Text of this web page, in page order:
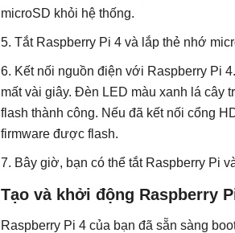
microSD khỏi hệ thống.
5. Tắt Raspberry Pi 4 và lắp thẻ nhớ
6. Kết nối nguồn điện với Raspberry Pi
mất vài giây. Đèn LED màu xanh lá cây
flash thành công. Nếu đã kết nối cổng
firmware được flash.
7. Bây giờ, bạn có thể tắt Raspberry Pi
Tạo và khởi động Raspberry
Raspberry Pi 4 của bạn đã sẵn sàng